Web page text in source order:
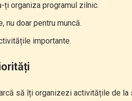
ți organiza programul zilnic.
nu doar pentru muncă.
importante.
să îți organizezi activitățile de la